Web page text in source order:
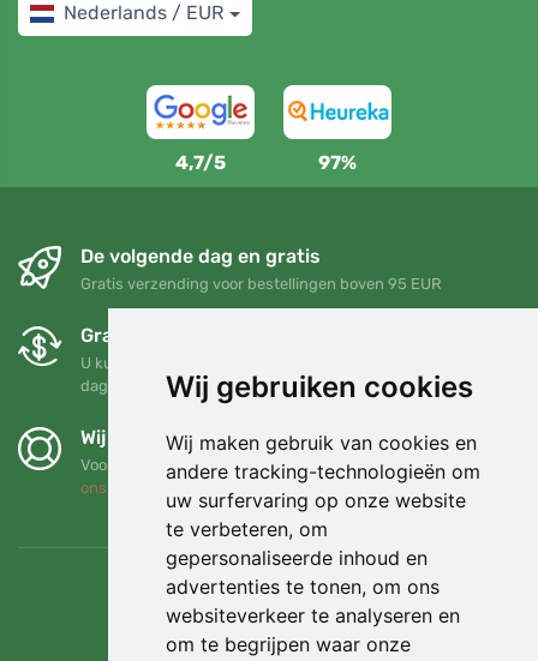
Wij gebruiken cookies
Wij maken gebruik van cookies en
andere tracking-technologieën om
uw surfervaring op onze website
te verbeteren, om
gepersonaliseerde inhoud en
advertenties te tonen, om ons
websiteverkeer te analyseren en
om te begrijpen waar onze
Nederlands / EUR
4,7/5 97%
De volgende dag en gratis
Gratis verzending voor bestellingen boven 95 EUR
Gratis ruilen en retourneren
U kunt uw bestelling op elk gewenst moment binnen 90
dagen retourneren of ruilen
Wij steunen Trees.org
Voor elke bestelling planten we een boom! Lees meer Over
ons